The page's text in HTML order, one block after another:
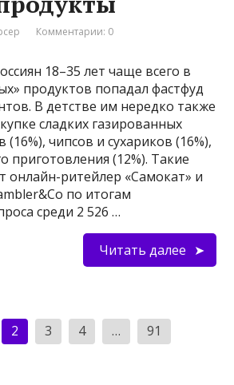
Комментарии: 0
18–35 лет чаще всего в
продуктов попадал фастфуд
В детстве им нередко также
сладких газированных
(16%), чипсов и сухариков (16%),
приготовления (12%). Такие
онлайн-ритейлер «Самокат» и
по итогам
среди 2 526 …
Читать далее
2 3 4 …
91